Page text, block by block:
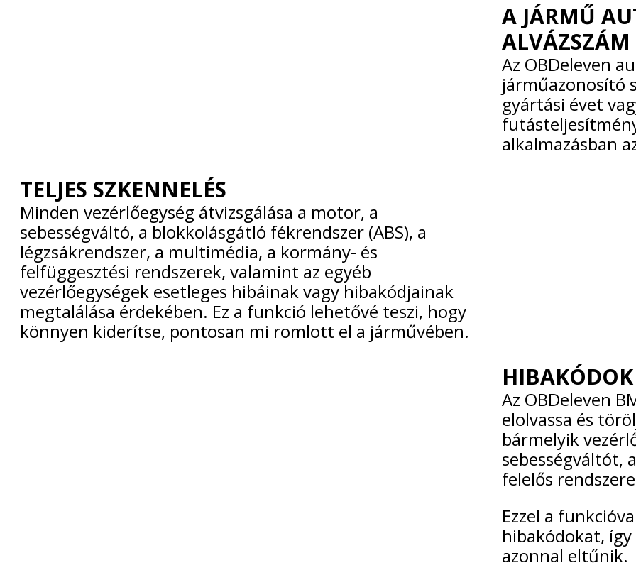
A JÁRMŰ
Az OBDeleven
járműazonosító
gyártási évet
alkalmazásban
TELJES SZKENNELÉS
Minden vezérlőegység átvizsgálása a motor, a
sebességváltó, a blokkolásgátló fékrendszer (ABS), a
légzsákrendszer, a multimédia, a kormány- és
felfüggesztési rendszerek, valamint az egyéb
vezérlőegységek esetleges hibáinak vagy hibakódjainak
megtalálása érdekében. Ez a funkció lehetővé teszi, hogy
könnyen kiderítse, pontosan mi romlott el a járművében.
HIBAKÓDOK
Az OBDeleven
elolvassa és
bármelyik
sebességváltót,
felelős
Ezzel a
hibakódokat,
azonnal eltűnik.